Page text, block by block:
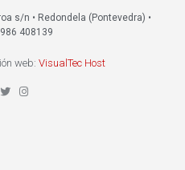
s/n • Redondela (Pontevedra) •
408139
web: VisualTec Host